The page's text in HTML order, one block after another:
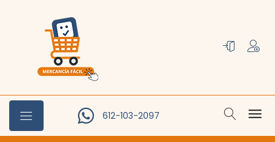
612-103-2097